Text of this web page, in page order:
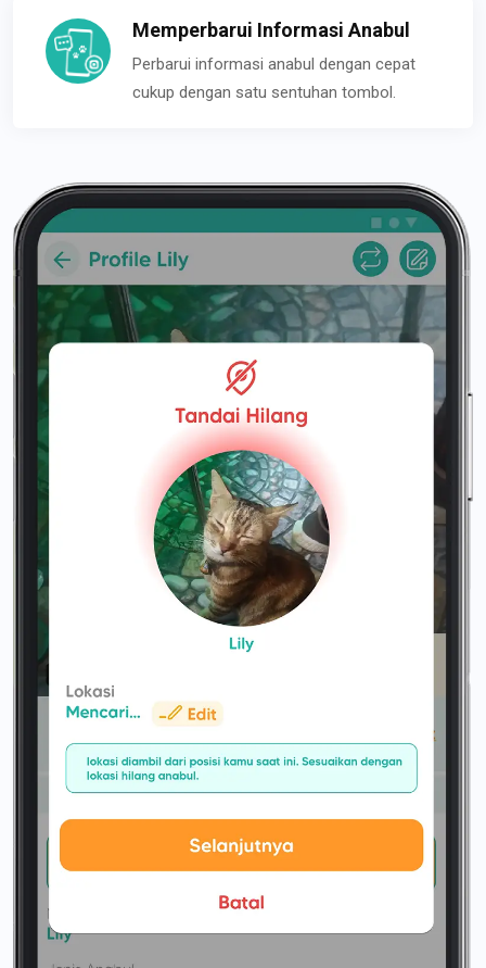
Memperbarui Informasi Anabul
Perbarui informasi anabul dengan cepat
cukup dengan satu sentuhan tombol.